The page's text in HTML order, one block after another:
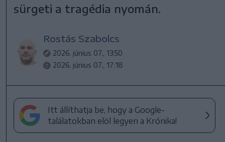
sürgeti a tragédia nyomán.
Rostás Szabolcs
2026. június 07., 13:50
2026. június 07., 17:18
Itt állíthatja be, hogy a Google-
találatokban elöl legyen a Krónika!